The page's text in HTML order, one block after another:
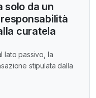
solo da un
curatela
lato passivo, la
stipulata dalla